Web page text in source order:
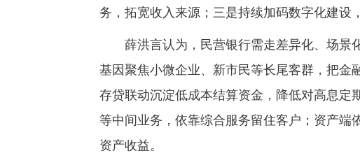
务，拓宽收入来源；三是持续加码数字化建设
薛洪言认为，民营银行需走差异化、场景
基因聚焦小微企业、新市民等长尾客群，把金
存贷联动沉淀低成本结算资金，降低对高息定
等中间业务，依靠综合服务留住客户；资产端
资产收益。